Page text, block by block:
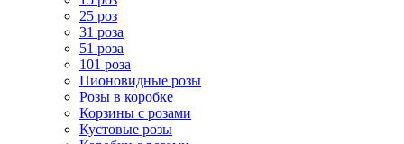
25 роз
31 роза
51 роза
101 роза
Пионовидные розы
Розы в коробке
Корзины с розами
Кустовые розы